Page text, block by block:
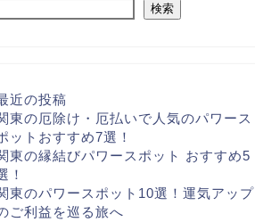
検索
近の投稿
東の厄除け・厄払いで人気のパワース
ットおすすめ7選！
東の縁結びパワースポット おすすめ5
！
東のパワースポット10選！運気アップ
ご利益を巡る旅へ